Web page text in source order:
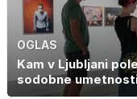
OGLAS
Kam v Ljubljani
sodobne